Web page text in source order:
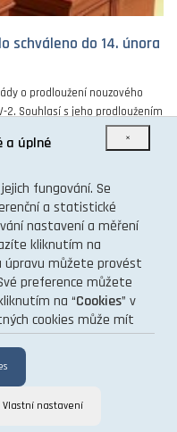
schváleno do 14. února
o prodloužení nouzového
2. Souhlasí s jeho prodloužením
×
a úplné
fungování. Se
a statistické
nastavení a měření
kliknutím na
úpravu můžete provést
preference můžete
na “Cookies” v
cookies může mít
Vlastní nastavení